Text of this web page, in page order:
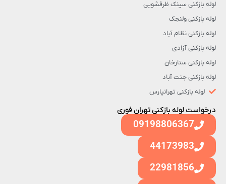
لوله بازکنی سینک ظرفشویی
لوله بازکنی ولنجک
لوله بازکنی نظام آباد
لوله بازکنی آزادی
لوله بازکنی ستارخان
لوله بازکنی جنت آباد
لوله بازکنی تهرانپارس
درخواست لوله بازکنی تهران فوری
09198806367
44173983
22981856